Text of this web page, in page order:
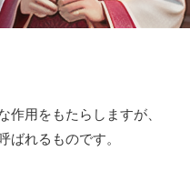
作用をもたらしますが、
ばれるものです。